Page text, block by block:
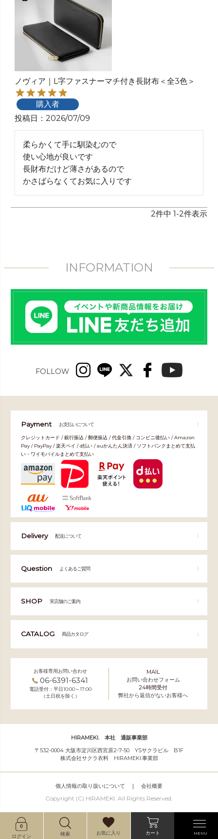
ノヴィア｜L字ファスナーマチ付き長財布＜全3色＞
購入者
投稿日
2026/07/09
柔らかくて手に馴染むので
使い心地が良いです
長財布だけど薄さがあるので
かさばらなくてお気に入りです
2件中 1 -2件表示
INFORMATION
FOLLOW
Payment お支払いについて
クレジットカード / 銀行振込 / 郵便振込 / 代金引換 / コンビニ後払い / Amazon
Pay / PayPay / 楽天ペイ / d払い / auかんたん決済 / ソフトバンクまとめて支払
い・ワイモバイルまとめて支払い
Delivery 配送について
Question よくあるご質問
SHOP 実店舗のご案内
CATALOG 商品カタログ
お客様専用お問い合わせ
06-6391-6341
電話受付：平日10:00～17:00
（土日祝を除く）
MAIL
お問い合わせフォーム
24時間受付
弊社から返信がないお客様へ
HIRAMEKI. 本社 通販事業部
〒532-0004 大阪市淀川区西宮原2-7-50 YSサクラビル B1F
株式会社サクラ衣料 HIRAMEKI.事業部
個人情報の取り扱いについて ｜ 会社概要
Copyright (C) HIRAMEKI. All Rights Reserved.
ログイン 検索 お気に入り カート MENU